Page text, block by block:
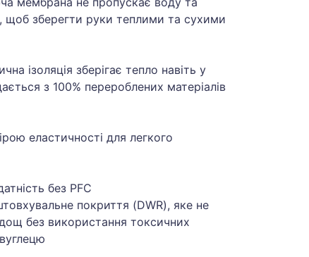
щоб зберегти руки теплими та сухими
ізоляція зберігає тепло навіть у
з 100% перероблених матеріалів
еластичності для легкого
без PFC
покриття (DWR), яке не
дощ без використання токсичних